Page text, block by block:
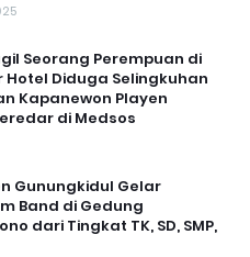
Seorang Perempuan di
Hotel Diduga Selingkuhan
Kapanewon Playen
di Medsos
Gunungkidul Gelar
Band di Gedung
dari Tingkat TK, SD, SMP,